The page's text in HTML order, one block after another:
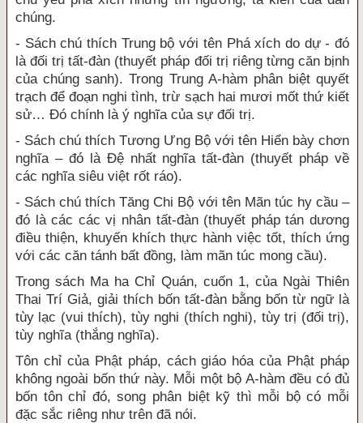
chúng.
- Sách chú thích Trung bộ với tên Phá xích do dự - đó
là đối trị tất-đàn (thuyết pháp đối trị riêng từng căn bịnh
của chúng sanh). Trong Trung A-hàm phân biệt quyết
trạch để đoạn nghi tình, trừ sạch hai mươi mốt thứ kiết
sử… Đó chính là ý nghĩa của sự đối trị.
- Sách chú thích Tương Ưng Bộ với tên Hiển bày chơn
nghĩa – đó là Đệ nhất nghĩa tất-đàn (thuyết pháp về
các nghĩa siêu việt rốt ráo).
- Sách chú thích Tăng Chi Bộ với tên Mãn túc hy cầu –
đó là các các vị nhân tất-đàn (thuyết pháp tán dương
điều thiện, khuyến khích thực hành việc tốt, thích ứng
với các căn tánh bất đồng, làm mãn túc mong cầu).
Trong sách Ma ha Chỉ Quán, cuốn 1, của Ngài Thiên
Thai Trí Giả, giải thích bốn tất-đàn bằng bốn từ ngữ là
tùy lạc (vui thích), tùy nghi (thích nghi), tùy trị (đối trị),
tùy nghĩa (thắng nghĩa).
Tôn chỉ của Phật pháp, cách giáo hóa của Phật pháp
không ngoài bốn thứ này. Mỗi một bộ A-hàm đều có đủ
bốn tôn chỉ đó, song phân biệt kỹ thì mỗi bộ có mỗi
đặc sắc riêng như trên đã nói.